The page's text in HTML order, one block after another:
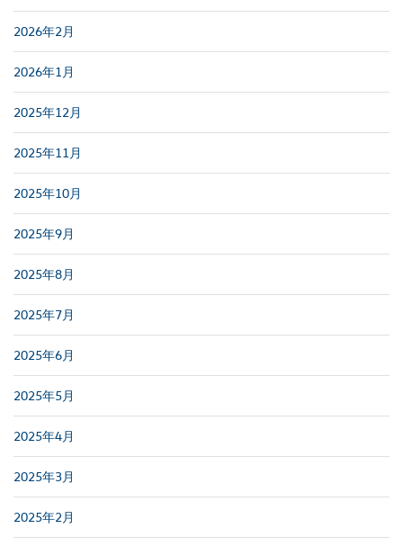
2026年2月
2026年1月
2025年12月
2025年11月
2025年10月
2025年9月
2025年8月
2025年7月
2025年6月
2025年5月
2025年4月
2025年3月
2025年2月